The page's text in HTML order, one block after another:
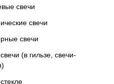
свечи
свечи
свечи
(в гильзе, свечи-